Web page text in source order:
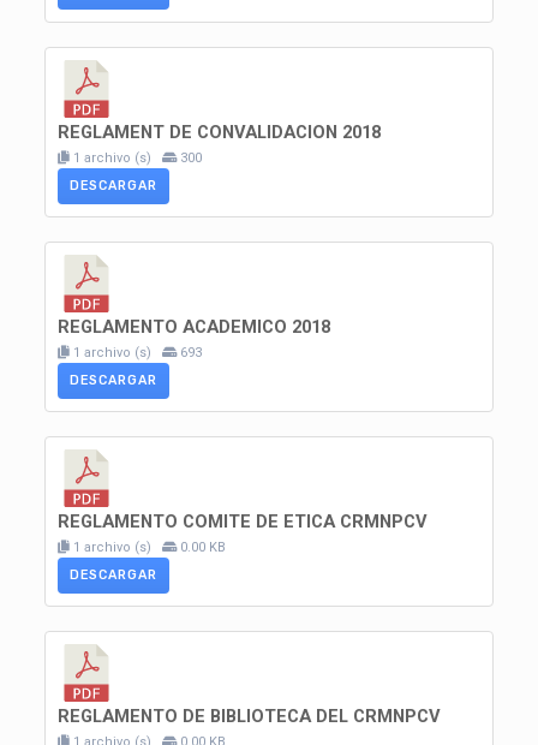
REGLAMENT DE CONVALIDACION 2018
1 archivo (s)
300
DESCARGAR
REGLAMENTO ACADEMICO 2018
1 archivo (s)
693
DESCARGAR
REGLAMENTO COMITE DE ETICA CRMNPCV
1 archivo (s)
0.00 KB
DESCARGAR
REGLAMENTO DE BIBLIOTECA DEL CRMNPCV